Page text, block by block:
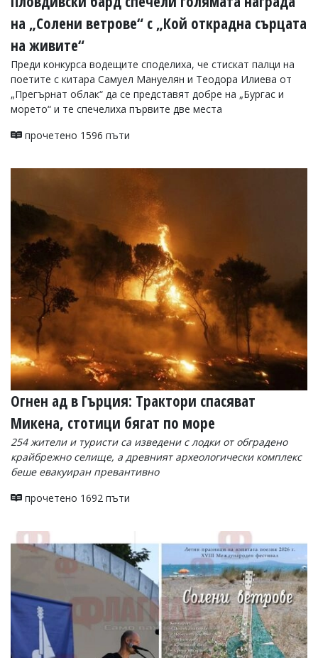
на „Солени ветрове“ с „Кой открадна сърцата
на живите“
Преди конкурса водещите споделиха, че стискат палци на
поетите с китара Самуел Мануелян и Теодора Илиева от
„Прегърнат облак“ да се представят добре на „Бургас и
морето“ и те спечелиха първите две места
прочетено 1596 пъти
Огнен ад в Гърция: Трактори спасяват
Микена, стотици бягат по море
254 жители и туристи са изведени с лодки от обградено
крайбрежно селище, а древният археологически комплекс
беше евакуиран превантивно
прочетено 1692 пъти